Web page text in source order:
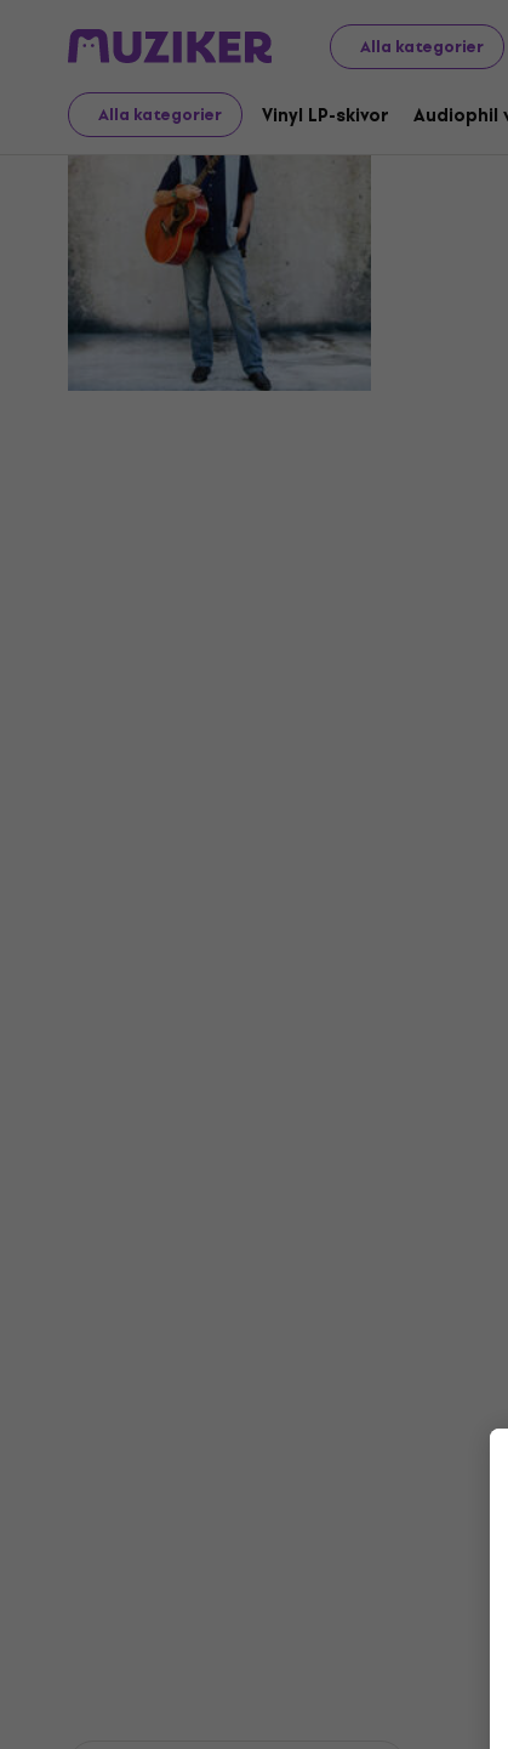
Alla kategorier
Alla kategorier Vinyl LP-skivor Audiophil
James